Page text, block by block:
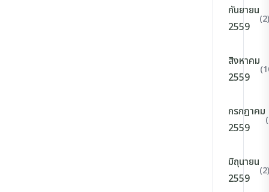
กันยายน
2559
(2)
สิงหาคม
2559
กรกฎาคม
2559
มิถุนายน
2559
(2)